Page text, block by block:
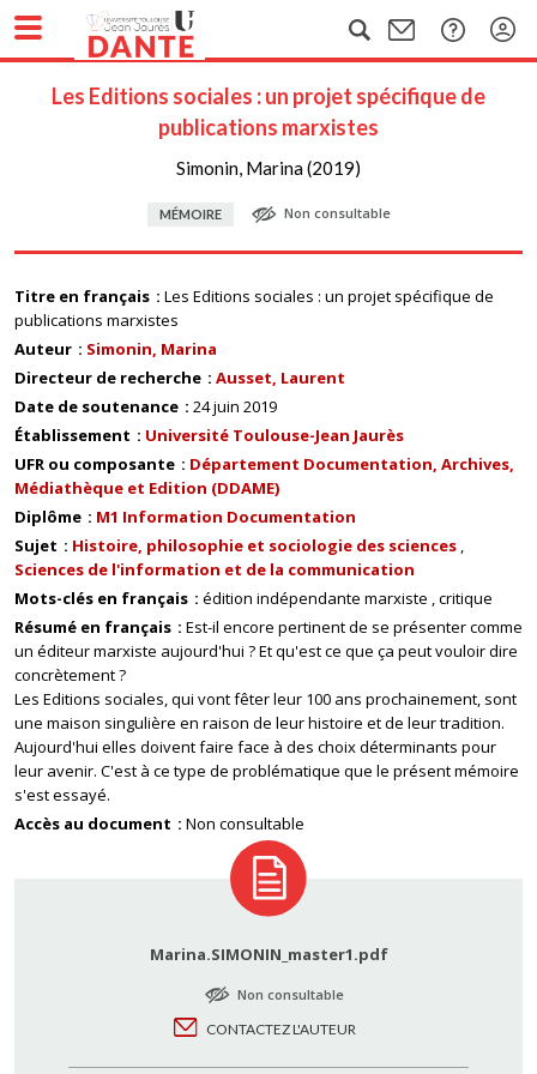
Les Editions sociales : un projet spécifique de
publications marxistes
Simonin, Marina (2019)
MÉMOIRE Non consultable
Titre en français
Les Editions sociales : un projet spécifique de
publications marxistes
Auteur
Simonin, Marina
Directeur de recherche
Ausset, Laurent
Date de soutenance
24 juin 2019
Établissement
Université Toulouse-Jean Jaurès
UFR ou composante
Département Documentation, Archives,
Médiathèque et Edition (DDAME)
Diplôme
M1 Information Documentation
Sujet
Histoire, philosophie et sociologie des sciences
Sciences de l'information et de la communication
Mots-clés en français
édition indépendante marxiste critique
Résumé en français
Est-il encore pertinent de se présenter comme
un éditeur marxiste aujourd'hui ? Et qu'est ce que ça peut vouloir dire
concrètement ?
Les Editions sociales, qui vont fêter leur 100 ans prochainement, sont
une maison singulière en raison de leur histoire et de leur tradition.
Aujourd'hui elles doivent faire face à des choix déterminants pour
leur avenir. C'est à ce type de problématique que le présent mémoire
s'est essayé.
Accès au document
Non consultable
Marina.SIMONIN_master1.pdf
Non consultable
CONTACTEZ L'AUTEUR